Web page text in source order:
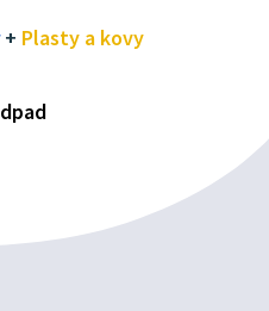
+ Plasty a kovy